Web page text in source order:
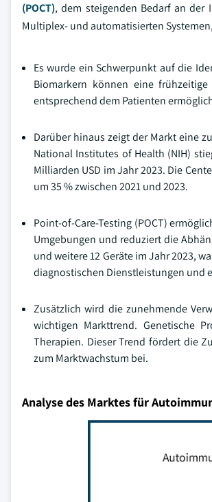
(POCT), dem steigenden Bedarf an der
Multiplex- und automatisierten
Es wurde ein Schwerpunkt auf die
Biomarkern können eine
entsprechend dem Patienten
Darüber hinaus zeigt der Markt eine
National Institutes of Health (NIH)
Milliarden USD im Jahr 2023. Die
um 35 % zwischen 2021 und 2023.
Point-of-Care-Testing (POCT)
Umgebungen und reduziert die
und weitere 12 Geräte im Jahr 2023,
diagnostischen Dienstleistungen und
Zusätzlich wird die zunehmende
wichtigen Markttrend. Genetische
Therapien. Dieser Trend fördert die
zum Marktwachstum bei.
Analyse des Marktes für